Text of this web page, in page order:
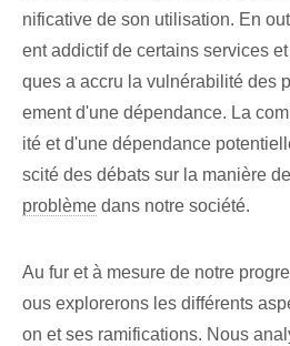
nificative de son utilisation. En
ent addictif de certains services
ques a accru la vulnérabilité des
ement d'une dépendance. La
ité et d'une dépendance
scité des débats sur la manière
problème dans notre société.
Au fur et à mesure de notre
ous explorerons les différents
on et ses ramifications. Nous